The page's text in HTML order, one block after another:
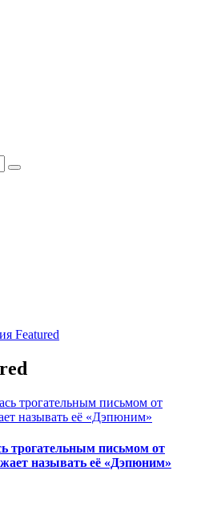
Featured
трогательным письмом от
называть её «Дэпюним»